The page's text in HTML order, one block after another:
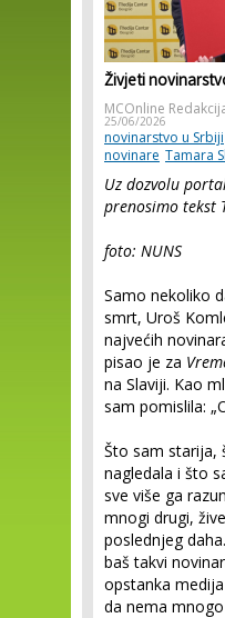
Živjeti
MCOnline
25/06/2026
novinarstvo u Srbiji
novinare Tamara
Uz dozvolu
prenosimo tekst
foto: NUNS
Samo nekoliko
smrt, Uroš
najvećih
pisao je za
na Slaviji. Kao
sam pomislila:
Što sam starija,
nagledala i što
sve više ga
mnogi drugi,
poslednjeg
baš takvi
opstanka
da nema